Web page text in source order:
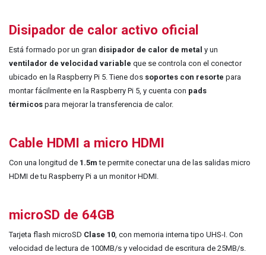
Disipador de calor activo oficial
Está formado por un gran disipador de calor de metal y un
ventilador de velocidad variable que se controla con el conector
ubicado en la Raspberry Pi 5.Tiene dos soportes con resorte para
montar fácilmente en la Raspberry Pi 5, y cuenta con pads
térmicos para mejorar la transferencia de calor.
Cable HDMI a micro HDMI
Con una longitud de 1.5m te permite conectar una de las salidas micro
HDMI de tu Raspberry Pi a un monitor HDMI.
microSD de 64GB
Tarjeta flash microSD Clase 10, con memoria interna tipo UHS-I. Con
velocidad de lectura de 100MB/s y velocidad de escritura de 25MB/s.